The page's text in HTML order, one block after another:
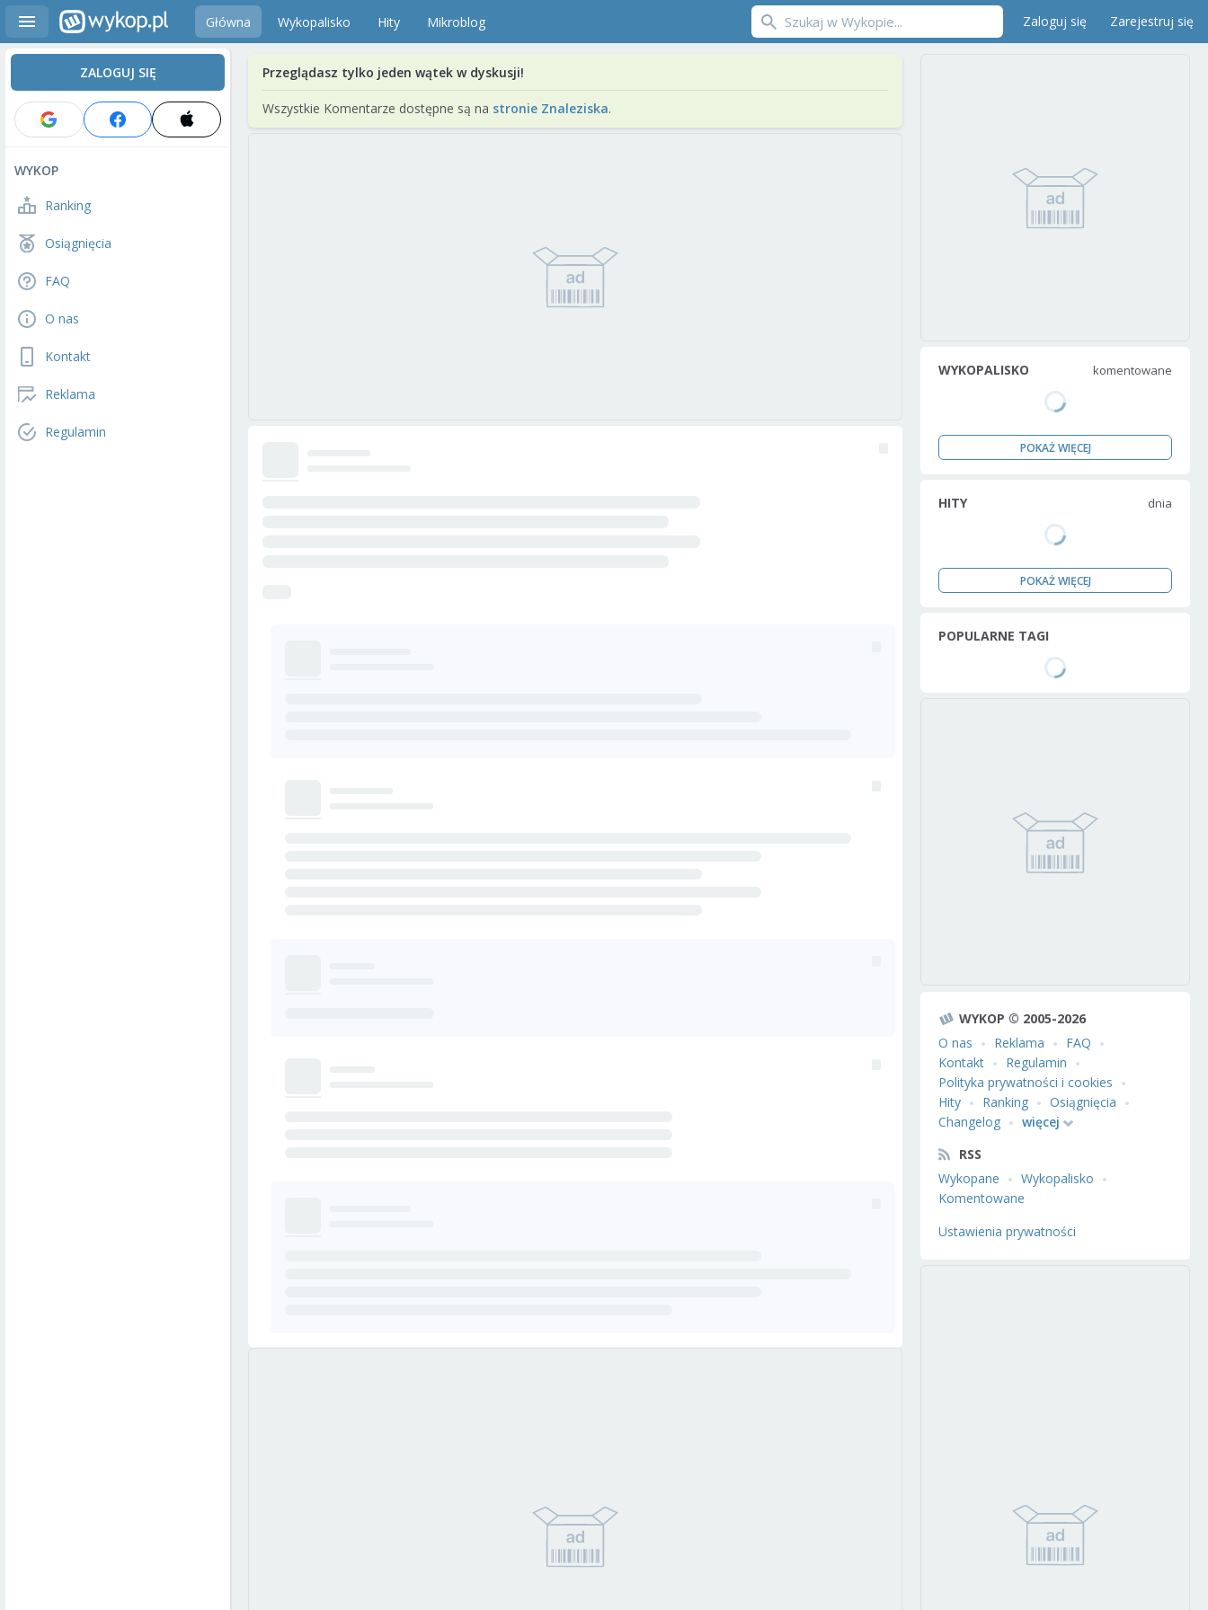
Główna Wykopalisko Hity Mikroblog Zaloguj się Zarejestruj się
ZALOGUJ SIĘ
WYKOP
Ranking
Osiągnięcia
FAQ
O nas
Kontakt
Reklama
Regulamin
Przeglądasz tylko jeden wątek w dyskusji!
Wszystkie Komentarze dostępne są na stronie Znaleziska.
WYKOPALISKO komentowane
POKAŻ WIĘCEJ
HITY dnia
POKAŻ WIĘCEJ
POPULARNE TAGI
WYKOP © 2005-2026
O nas
Reklama
FAQ
Kontakt
Regulamin
Polityka prywatności i cookies
Hity
Ranking
Osiągnięcia
Changelog
więcej
RSS
Wykopane
Wykopalisko
Komentowane
Ustawienia prywatności